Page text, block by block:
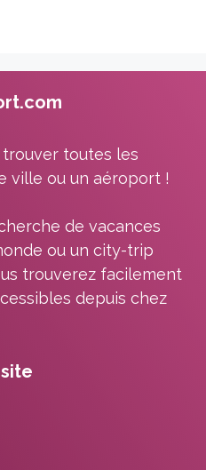
toutes les
ville ou un aéroport !
de vacances
ou un city-trip
trouverez facilement
depuis chez